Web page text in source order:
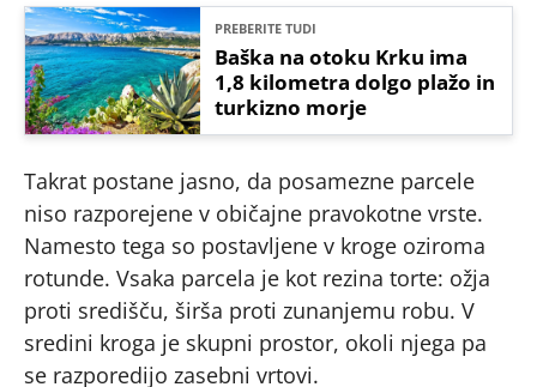
PREBERITE TUDI
Baška na otoku Krku ima
1,8 kilometra dolgo plažo in
turkizno morje
Takrat postane jasno, da posamezne parcele
niso razporejene v običajne pravokotne vrste.
Namesto tega so postavljene v kroge oziroma
rotunde. Vsaka parcela je kot rezina torte: ožja
proti središču, širša proti zunanjemu robu. V
sredini kroga je skupni prostor, okoli njega pa
se razporedijo zasebni vrtovi.